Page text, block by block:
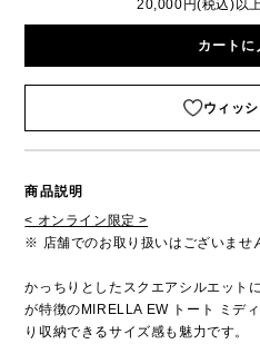
20,000円(税込)以
カートに
ウィッ
商品説明
< オンライン限定 >
※ 店舗でのお取り扱いはございませ
かっちりとしたスクエアシルエット
が特徴のMIRELLA EW トート ミデ
り収納できるサイズ感も魅力です。